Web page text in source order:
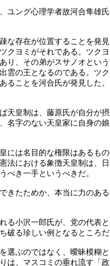
ユング心理学者故河合隼雄
な存在が位置することを発
クヨミがそれである。ツク
り、その弟がスサノオとい
雲の王となるのである。ツ
ることを河合氏が発見した
天皇制は、藤原氏が自分が
名字のない天皇家に自身の
には名目的な権限はあるも
法における象徴天皇制は、
べき一手というべきだ。
きたためか、本当に力のあ
る小沢一郎氏が、党の代表
破る珍しい例となるところだ
選ぶのではなく、曖昧模糊
は、マスコミの垂れ流す「